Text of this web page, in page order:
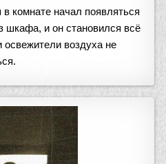
комнате начал появляться
шкафа, и он становился всё
воздуха не